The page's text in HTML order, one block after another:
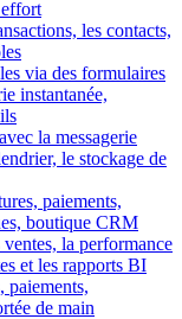
effort
les contacts,
via des formulaires
instantanée,
la messagerie
le stockage de
paiements,
boutique CRM
la performance
et les rapports BI
paiements,
de main